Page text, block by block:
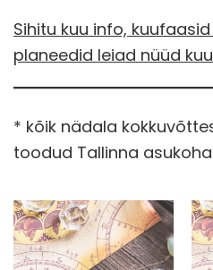
Sihitu kuu info,
planeedid leiad nüüd
* kõik nädala
toodud Tallinna